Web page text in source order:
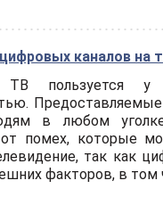
каналов на
ТВ пользуется у
в любом
помех, которые
так как
факторов, в том